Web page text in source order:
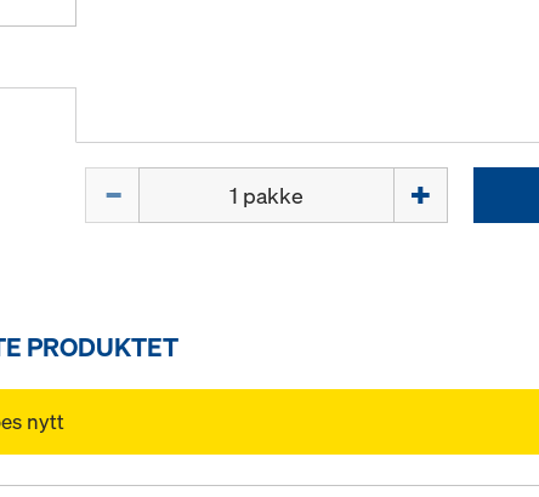
PRODUKTET
nytt